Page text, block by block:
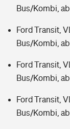
Bus/Kombi,
Ford Transit,
Bus/Kombi,
Ford Transit,
Bus/Kombi,
Ford Transit,
Bus/Kombi,